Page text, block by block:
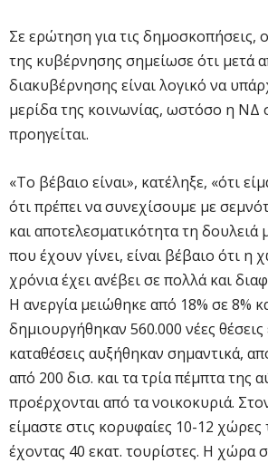
Σε ερώτηση για τις δημοσκοπήσεις,
της κυβέρνησης σημείωσε ότι μετά
διακυβέρνησης είναι λογικό να
μερίδα της κοινωνίας, ωστόσο η ΝΔ
προηγείται.
«Το βέβαιο είναι», κατέληξε, «ότι
ότι πρέπει να συνεχίσουμε με
και αποτελεσματικότητα τη δουλειά
που έχουν γίνει, είναι βέβαιο ότι η
χρόνια έχει ανέβει σε πολλά και
Η ανεργία μειώθηκε από 18% σε 8%
δημιουργήθηκαν 560.000 νέες θέσεις
καταθέσεις αυξήθηκαν σημαντικά,
από 200 δισ. και τα τρία πέμπτα της
προέρχονται από τα νοικοκυριά.
είμαστε στις κορυφαίες 10-12
έχοντας 40 εκατ. τουρίστες. Η χώρα